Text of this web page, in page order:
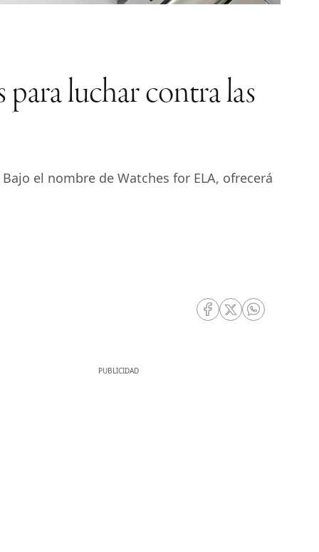
para luchar contra las
el nombre de Watches for ELA, ofrecerá
RRSS Facebook
RRSS Twitter
RRSS